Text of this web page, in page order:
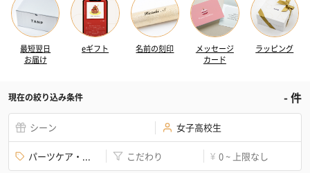
最短翌日
お届け
eギフト 名前の刻印
メッセージ
カード
ラッピング
現在の絞り込み条件 -件
シーン 女子高校生
パーツケア・... こだわり ¥ 0 ~ 上限なし